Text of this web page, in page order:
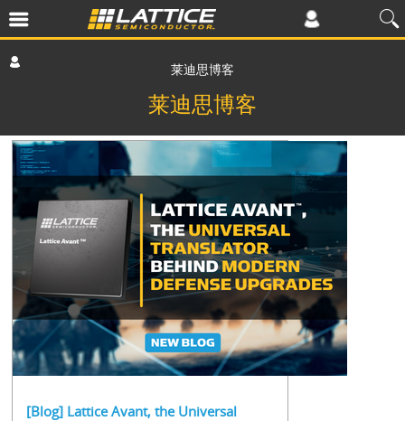
莱迪思博客
莱迪思博客
[Blog] Lattice Avant, the Universal